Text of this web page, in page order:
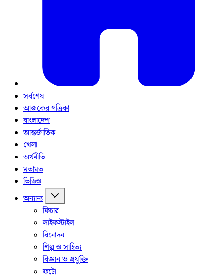
সর্বশেষ
আজকের পত্রিকা
বাংলাদেশ
আন্তর্জাতিক
খেলা
অর্থনীতি
মতামত
ভিডিও
অন্যান্য
ফিচার
লাইফস্টাইল
বিনোদন
শিল্প ও সাহিত্য
বিজ্ঞান ও প্রযুক্তি
ফটো